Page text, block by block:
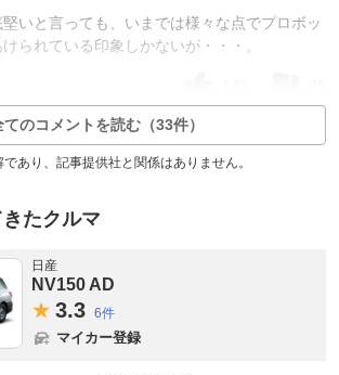
いと言っても、いまでは様々な点でプロボッ
られている印象しかないが・・・。
てのコメントを読む（33件）
あり、記事提供社と関係はありません。
たクルマ
日産
NV150 AD
3.3 6件
マイカー登録